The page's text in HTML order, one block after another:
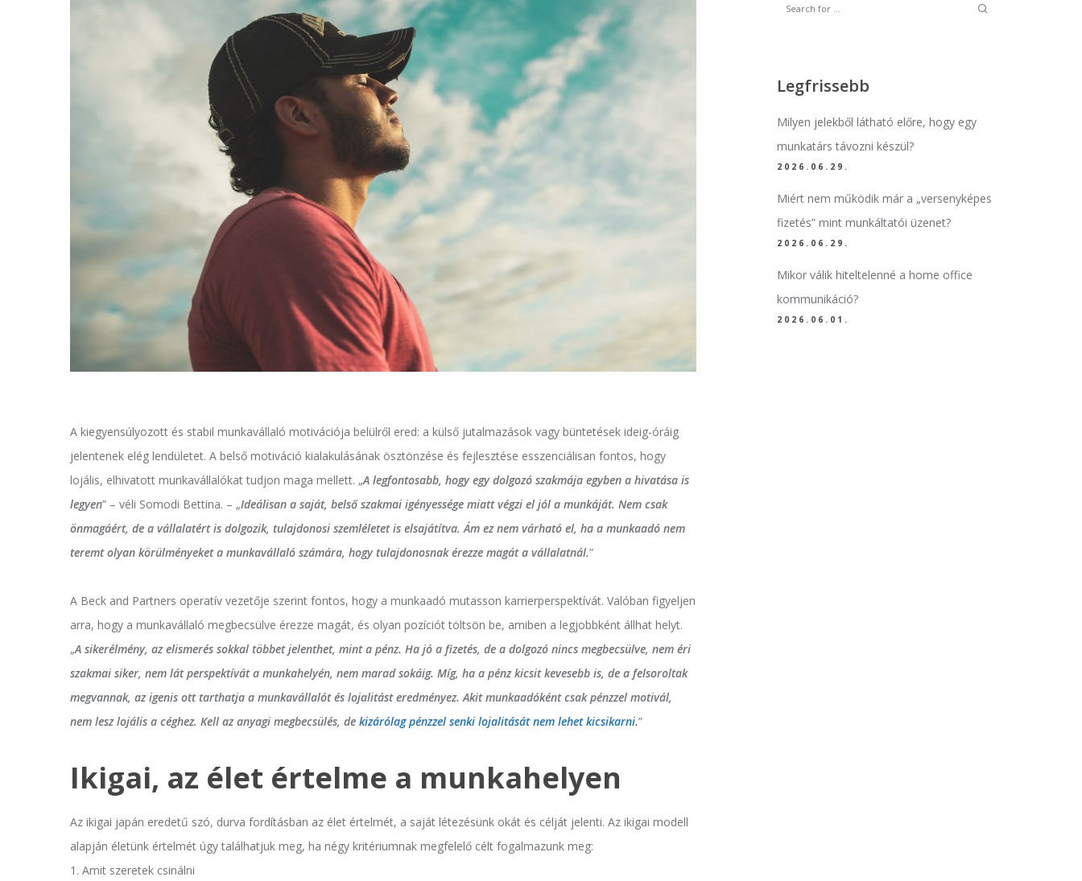
A kiegyensúlyozott és stabil munkavállaló motivációja belülről ered: a külső jutalmazások vagy büntetések ideig-óráig
jelentenek elég lendületet. A belső motiváció kialakulásának ösztönzése és fejlesztése esszenciálisan fontos, hogy
lojális, elhivatott munkavállalókat tudjon maga mellett. „A legfontosabb, hogy egy dolgozó szakmája egyben a hivatása is
legyen” – véli Somodi Bettina. – „Ideálisan a saját, belső szakmai igényessége miatt végzi el jól a munkáját. Nem csak
önmagáért, de a vállalatért is dolgozik, tulajdonosi szemléletet is elsajátítva. Ám ez nem várható el, ha a munkaadó nem
teremt olyan körülményeket a munkavállaló számára, hogy tulajdonosnak érezze magát a vállalatnál.”
A Beck and Partners operatív vezetője szerint fontos, hogy a munkaadó mutasson karrierperspektívát. Valóban figyeljen
arra, hogy a munkavállaló megbecsülve érezze magát, és olyan pozíciót töltsön be, amiben a legjobbként állhat helyt.
„A sikerélmény, az elismerés sokkal többet jelenthet, mint a pénz. Ha jó a fizetés, de a dolgozó nincs megbecsülve, nem éri
szakmai siker, nem lát perspektívát a munkahelyén, nem marad sokáig. Míg, ha a pénz kicsit kevesebb is, de a felsoroltak
megvannak, az igenis ott tarthatja a munkavállalót és lojalitást eredményez. Akit munkaadóként csak pénzzel motivál,
nem lesz lojális a céghez. Kell az anyagi megbecsülés, de kizárólag pénzzel senki lojalitását nem lehet kicsikarni.”
Ikigai, az élet értelme a munkahelyen
Az ikigai japán eredetű szó, durva fordításban az élet értelmét, a saját létezésünk okát és célját jelenti. Az ikigai modell
alapján életünk értelmét úgy találhatjuk meg, ha négy kritériumnak megfelelő célt fogalmazunk meg:
1. Amit szeretek csinálni
Legfrissebb
Milyen jelekből látható előre, hogy egy
munkatárs távozni készül?
2026.06.29.
Miért nem működik már a „versenyképes
fizetés” mint munkáltatói üzenet?
2026.06.29.
Mikor válik hiteltelenné a home office
kommunikáció?
2026.06.01.